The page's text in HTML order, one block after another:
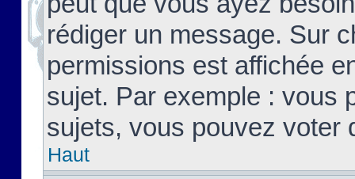
rédiger un message. Sur
permissions est affichée
sujet. Par exemple : vous
sujets, vous pouvez voter
Haut